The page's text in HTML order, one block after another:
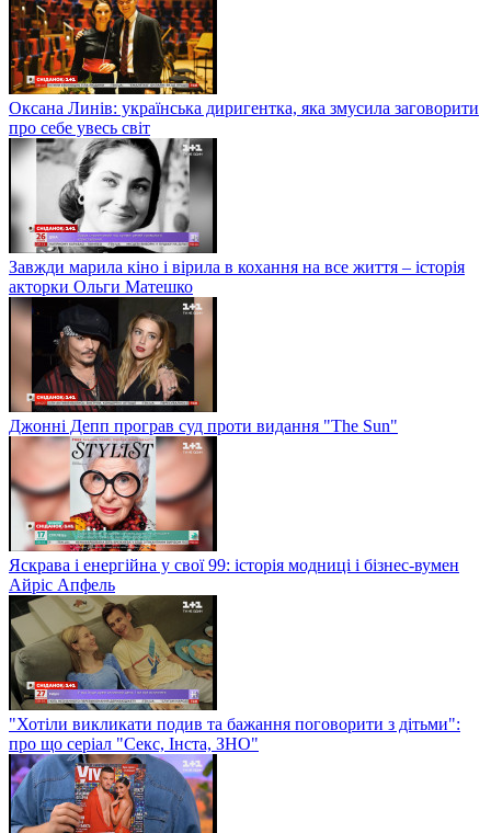
Оксана Линів: українська диригентка, яка змусила заговорити
про себе увесь світ
Завжди марила кіно і вірила в кохання на все життя – історія
акторки Ольги Матешко
Джонні Депп програв суд проти видання "The Sun"
Яскрава і енергійна у свої 99: історія модниці і бізнес-вумен
Айріс Апфель
"Хотіли викликати подив та бажання поговорити з дітьми":
про що серіал "Секс, Інста, ЗНО"